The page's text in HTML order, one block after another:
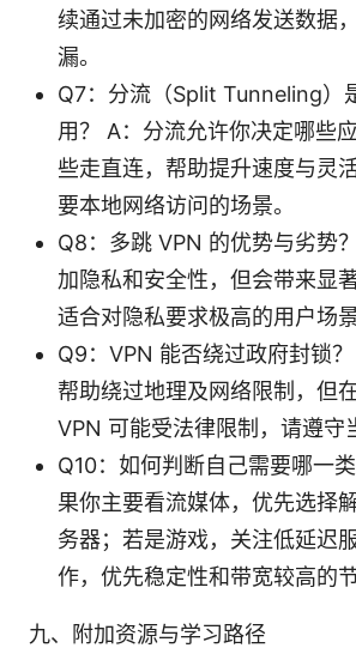
续通过未加密的网络发送数据
漏。
Q7：分流（Split Tunneling）
用？ A：分流允许你决定哪些
些走直连，帮助提升速度与灵
要本地网络访问的场景。
Q8：多跳 VPN 的优势与劣势
加隐私和安全性，但会带来显
适合对隐私要求极高的用户场景
Q9：VPN 能否绕过政府封锁
帮助绕过地理及网络限制，但
VPN 可能受法律限制，请遵守
Q10：如何判断自己需要哪一
果你主要看流媒体，优先选择
务器；若是游戏，关注低延迟
作，优先稳定性和带宽较高的节
九、附加资源与学习路径